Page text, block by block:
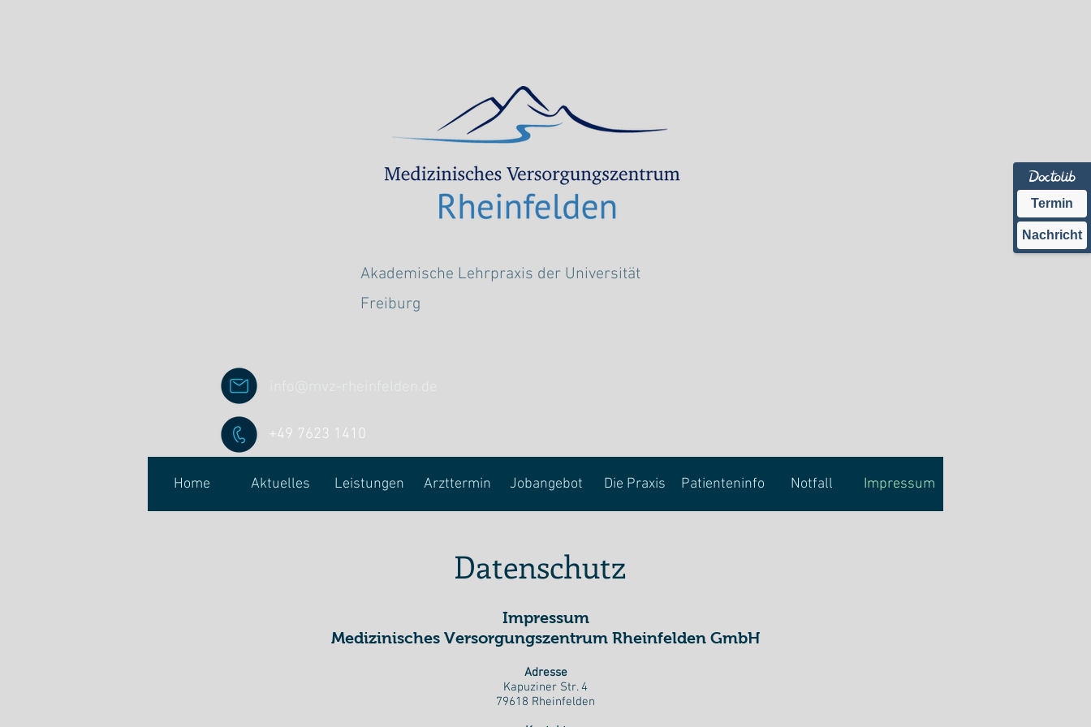
Termin
Nachricht
Akademische Lehrpraxis der Universität
Freiburg
+49 7623 1410
Anmelden
Home Aktuelles Leistungen Arzttermin Jobangebot Die Praxis Patienteninfo Notfall Impressum
Datenschutz
Impressum
Medizinisches Versorgungszentrum Rheinfelden GmbH​
Adresse
Kapuziner Str. 4
79618 Rheinfelden